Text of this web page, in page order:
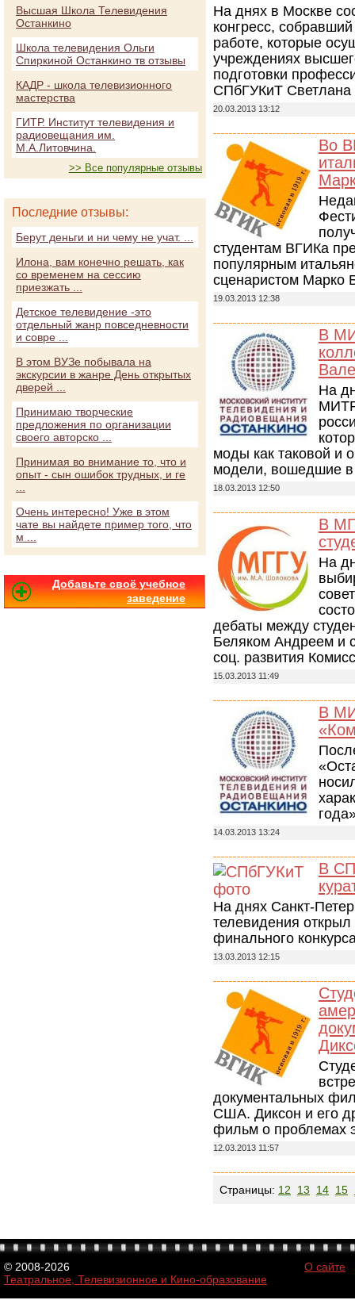
На днях в Москве
конгресс,
работе, которые
учреждениях
подготовки
СПбГУКиТ Светлана
20.03.2013 13:12
Во
студентам ВГИКа
популярным
сценаристом Марко
19.03.2013 12:38
В
На
моды как таковой и
модели, вошедшие в
18.03.2013 12:50
В
На
дебаты между
Беляком Андреем и
соц. развития
15.03.2013 11:49
В
14.03.2013 13:24
В
На днях Санкт-
телевидения
финального
13.03.2013 12:15
документальных
США. Диксон и его
фильм о проблемах
12.03.2013 11:57
Страницы: 12 13 14 15
Высшая Школа Телевидения
Останкино
Школа телевидения Ольги
Спиркиной Останкино тв отзывы
КАДР - школа телевизионного
мастерства
ГИТР. Институт телевидения и
радиовещания им.
М.А.Литовчина.
>> Все популярные отзывы
Последние отзывы:
Берут деньги и ни чему не учат. ...
Илона, вам конечно решать, как
со временем на сессию
приезжать ...
Детское телевидение -это
отдельный жанр повседневности
и совре ...
В этом ВУЗе побывала на
экскурсии в жанре День открытых
дверей ...
Принимаю творческие
предложения по организации
своего авторско ...
Принимая во внимание то, что и
опыт - сын ошибок трудных, и ге
Очень интересно! Уже в этом
чате вы найдете пример того, что
м ...
Добавьте своё учебное
заведение
© 2008-2026
Театральное, Телевизионное и Кино-образование
О сайте